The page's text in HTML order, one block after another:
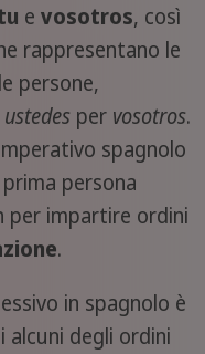
e vosotros, così
rappresentano le
persone,
ustedesper vosotros.
spagnolo
persona
per impartire ordini
.
in spagnolo è
degli ordini